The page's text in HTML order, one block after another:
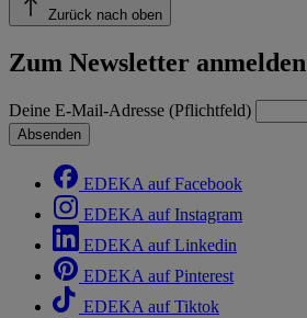
Zurück nach oben
Zum Newsletter anmelden
Deine E-Mail-Adresse (Pflichtfeld)
Absenden
EDEKA auf Facebook
EDEKA auf Instagram
EDEKA auf Linkedin
EDEKA auf Pinterest
EDEKA auf Tiktok